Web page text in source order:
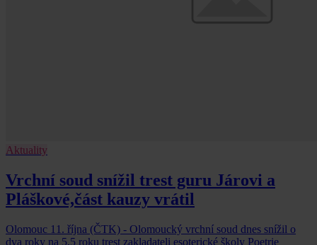
Aktuality
Vrchní soud snížil trest guru Járovi a
Pláškové,část kauzy vrátil
Olomouc 11. října (ČTK) - Olomoucký vrchní soud dnes snížil o
dva roky na 5,5 roku trest zakladateli esoterické školy Poetrie